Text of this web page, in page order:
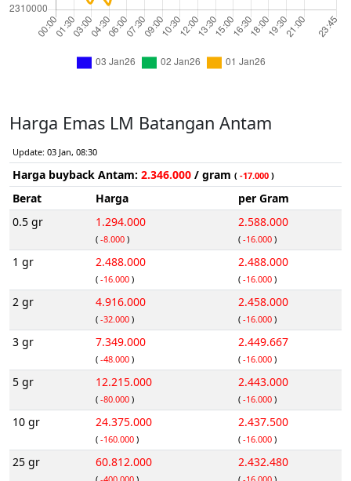
Harga Emas LM Batangan Antam
Update: 03 Jan, 08:30
Harga buyback Antam: 2.346.000 / gram ( -17.000 )
Berat Harga
per Gram
0.5 gr
1.294.000
( -8.000 )
2.588.000
( -16.000 )
1 gr 2.488.000
( -16.000 )
2.488.000
( -16.000 )
2 gr 4.916.000
( -32.000 )
2.458.000
( -16.000 )
3 gr 7.349.000
( -48.000 )
2.449.667
( -16.000 )
5 gr 12.215.000
( -80.000 )
2.443.000
( -16.000 )
10 gr 24.375.000
( -160.000 )
2.437.500
( -16.000 )
25 gr 60.812.000 2.432.480